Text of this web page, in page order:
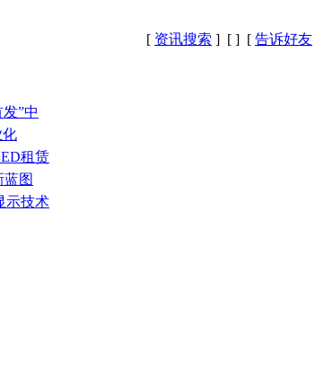
[ 资讯搜索 ] [ ] [ 告诉好友
”中
化
租赁
蓝图
示技术